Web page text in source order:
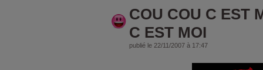
COU COU C EST
C EST MOI
publié le 22/11/2007 à 17:47